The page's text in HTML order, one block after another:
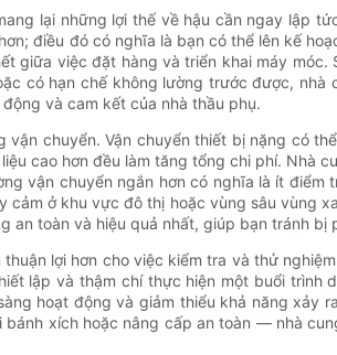
lại những lợi thế về hậu cần ngay lập
điều đó có nghĩa là bạn có thể lên kế
giữa việc đặt hàng và triển khai máy
có hạn chế không lường trước được,
và cam kết của nhà thầu phụ.
chuyển. Vận chuyển thiết bị nặng có
cao hơn đều làm tăng tổng chi phí. Nhà
vận chuyển ngắn hơn có nghĩa là ít
ở khu vực đô thị hoặc vùng sâu vùng
toàn và hiệu quả nhất, giúp bạn tránh bị
lợi hơn cho việc kiểm tra và thử
lập và thậm chí thực hiện một buổi trình
hoạt động và giảm thiểu khả năng xảy
xích hoặc nâng cấp an toàn — nhà